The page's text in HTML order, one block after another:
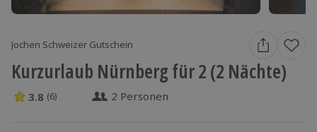
Jochen Schweizer Gutschein
Kurzurlaub Nürnberg für 2 (2 Nächte)
3.8 Sterne von 5 aus 6 Bewertungen
3.8 (6) 2 Personen